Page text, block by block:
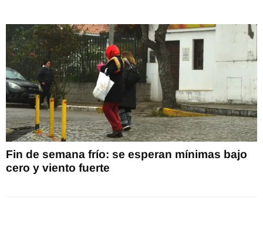
Fin de semana frío: se esperan mínimas bajo
cero y viento fuerte